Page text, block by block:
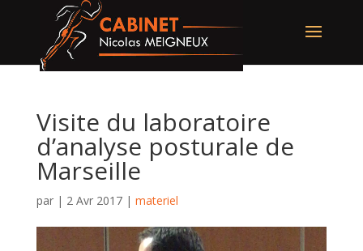
Visite du laboratoire
d’analyse posturale de
Marseille
par | 2 Avr 2017| materiel